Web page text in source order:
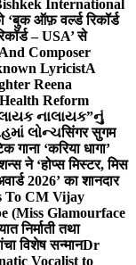
International
‘बुक ऑफ़ वर्ल्ड रिकॉर्ड
– USA’ से
Composer
LyricistA
Reena
Reform
નાલાયક”નું
લોન્ચसिंगर सुगम
गाना ‘करिया धागा’
ने ‘होप्स मिस्टर, मिस
2026’ का शानदार
To CM Vijay
(Miss Glamourface
निर्माती तथा
विशेष सन्मानDr
Vocalist to